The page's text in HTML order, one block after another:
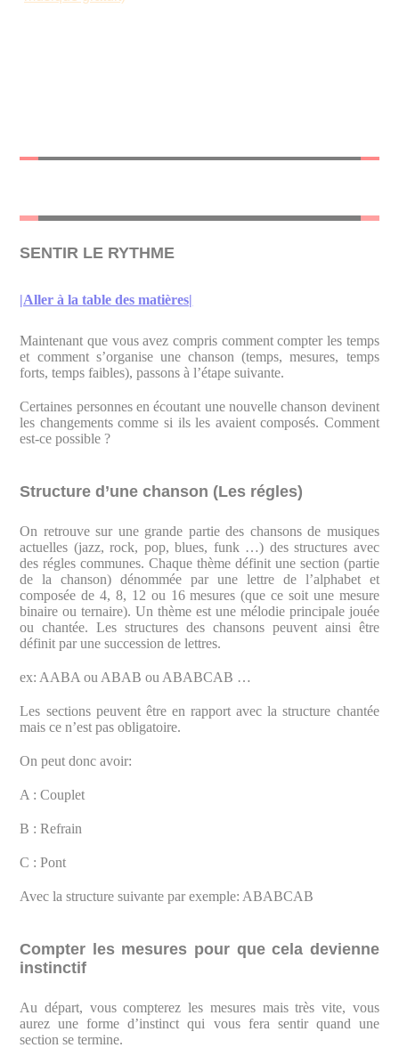
SENTIR LE RYTHME
|Aller à la table des matières|
Maintenant que vous avez compris comment compter les temps
et comment s’organise une chanson (temps, mesures, temps
forts, temps faibles), passons à l’étape suivante.
Certaines personnes en écoutant une nouvelle chanson devinent
les changements comme si ils les avaient composés. Comment
est-ce possible ?
Structure d’une chanson (Les régles)
On retrouve sur une grande partie des chansons de musiques
actuelles (jazz, rock, pop, blues, funk …) des structures avec
des régles communes. Chaque thème définit une section (partie
de la chanson) dénommée par une lettre de l’alphabet et
composée de 4, 8, 12 ou 16 mesures (que ce soit une mesure
binaire ou ternaire). Un thème est une mélodie principale jouée
ou chantée. Les structures des chansons peuvent ainsi être
définit par une succession de lettres.
ex: AABA ou ABAB ou ABABCAB …
Les sections peuvent être en rapport avec la structure chantée
mais ce n’est pas obligatoire.
On peut donc avoir:
A : Couplet
B : Refrain
C : Pont
Avec la structure suivante par exemple: ABABCAB
Compter les mesures pour que cela devienne
instinctif
Au départ, vous compterez les mesures mais très vite, vous
aurez une forme d’instinct qui vous fera sentir quand une
section se termine.